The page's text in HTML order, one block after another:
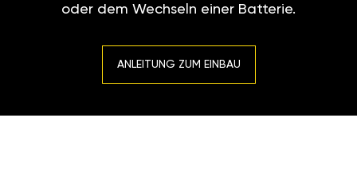
oder dem Wechseln einer Batterie.
ANLEITUNG ZUM EINBAU